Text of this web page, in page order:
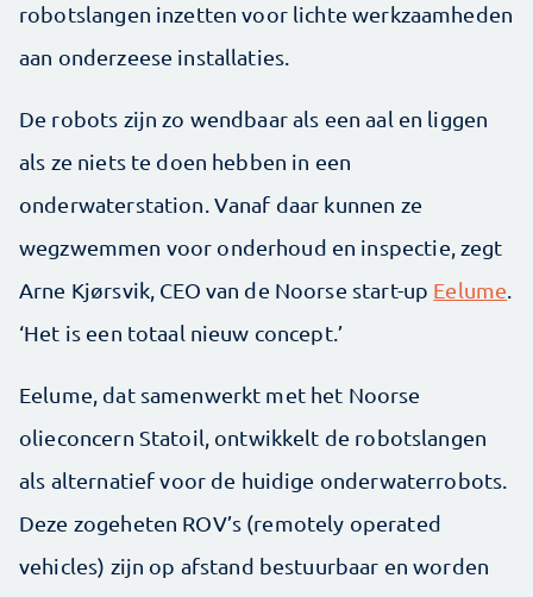
robotslangen inzetten voor lichte werkzaamheden
aan onderzeese installaties.
De robots zijn zo wendbaar als een aal en liggen
als ze niets te doen hebben in een
onderwaterstation. Vanaf daar kunnen ze
wegzwemmen voor onderhoud en inspectie, zegt
Arne Kjørsvik, CEO van de Noorse start-up ­Eelume.
‘Het is een totaal nieuw concept.’
Eelume, dat samenwerkt met het Noorse
olieconcern Statoil, ontwikkelt de robotslangen
als alternatief voor de huidige onderwaterrobots.
Deze zogeheten ROV’s (remotely operated
vehicles) zijn op afstand bestuurbaar en worden